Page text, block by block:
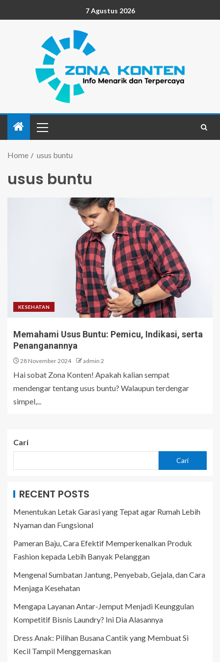
7 Agustus 2026
Home usus buntu
usus buntu
KESEHATAN
Memahami Usus Buntu: Pemicu, Indikasi, serta
Penanganannya
28 November 2024 admin 2
Hai sobat Zona Konten! Apakah kalian sempat
mendengar tentang usus buntu? Walaupun terdengar
simpel,...
Cari
Cari
RECENT POSTS
Menentukan Letak Garasi yang Tepat agar Rumah Lebih
Nyaman dan Fungsional
Pameran Baju, Cara Efektif Memperkenalkan Produk
Fashion kepada Lebih Banyak Pelanggan
Mengenal Sumbatan Jantung, Penyebab, Gejala, dan Cara
Menjaga Kesehatan
Mengapa Layanan Antar-Jemput Menjadi Keunggulan
Kompetitif Bisnis Laundry? Ini Dia Alasannya
Dress Anak: Pilihan Busana Cantik yang Membuat Si
Kecil Tampil Menggemaskan